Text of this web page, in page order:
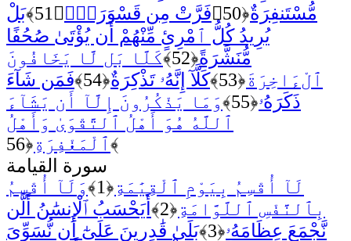
مُّسْتَنفِرَةٌ﴿50﴾ فَرَّتْ مِن قَسْوَرَةٍۭ ﴿51﴾
بَلْ
يُرِيدُ كُلُّ ٱمْرِئٍ مِّنْهُمْ أَن يُؤْتَىٰ صُحُفًا
مُّنَشَّرَةً﴿52﴾
كَلَّا بَل لَّا يَخَافُونَ
ٱلْءَاخِرَةَ﴿53﴾ كَلَّآ إِنَّهُۥ تَذْكِرَةٌ﴿54﴾
فَمَن شَآءَ
ذَكَرَهُۥ﴿55﴾
وَمَا يَذْكُرُونَ إِلَّآ أَن يَشَآءَ
ٱللَّهُ هُوَ أَهْلُ ٱلتَّقْوَىٰ وَأَهْلُ
ٱلْمَغْفِرَةِ﴿56﴾
سورة القيامة
لَآ أُقْسِمُ بِيَوْمِ ٱلْقِيَٰمَةِ﴿1﴾
وَلَآ أُقْسِمُ
بِٱلنَّفْسِ ٱللَّوَّامَةِ﴿2﴾
أَيَحْسَبُ ٱلْإِنسَٰنُ أَلَّن
نَّجْمَعَ عِظَامَهُۥ﴿3﴾
بَلَىٰ قَٰدِرِينَ عَلَىٰٓ أَن نُّسَوِّىَ